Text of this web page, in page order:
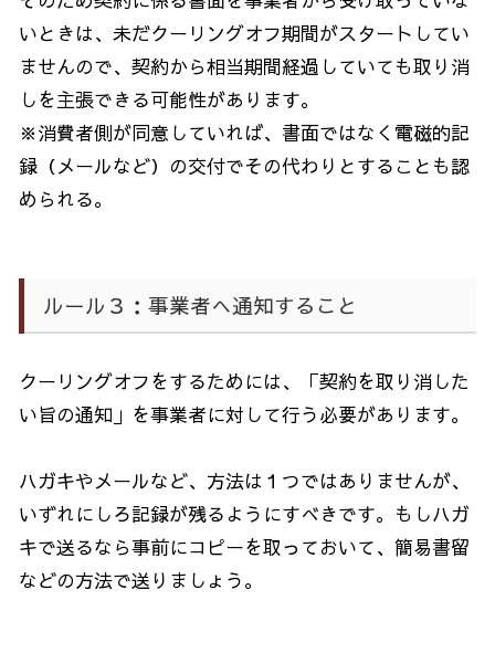
いときは、未だクーリングオフ期間がスタートしてい
ませんので、契約から相当期間経過していても取り消
しを主張できる可能性があります。
※消費者側が同意していれば、書面ではなく電磁的記
録（メールなど）の交付でその代わりとすることも認
められる。
ルール３：事業者へ通知すること
クーリングオフをするためには、「契約を取り消した
い旨の通知」を事業者に対して行う必要があります。
ハガキやメールなど、方法は１つではありませんが、
いずれにしろ記録が残るようにすべきです。もしハガ
キで送るなら事前にコピーを取っておいて、簡易書留
などの方法で送りましょう。